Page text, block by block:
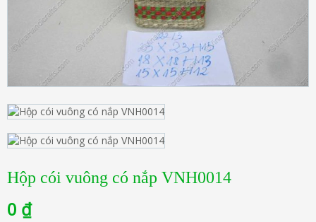
Hộp cói vuông có nắp VNH0014
0 ₫